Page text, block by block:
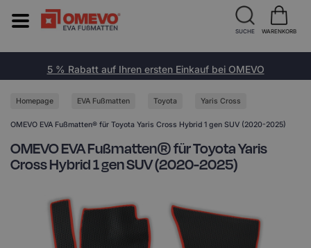
5 % Rabatt auf Ihren ersten Einkauf bei OMEVO
Homepage EVA Fußmatten Toyota Yaris Cross
OMEVO EVA Fußmatten® für Toyota Yaris Cross Hybrid 1 gen SUV (2020-2025)
OMEVO EVA Fußmatten® für Toyota Yaris
Cross Hybrid 1 gen SUV (2020-2025)
SUCHE WARENKORB